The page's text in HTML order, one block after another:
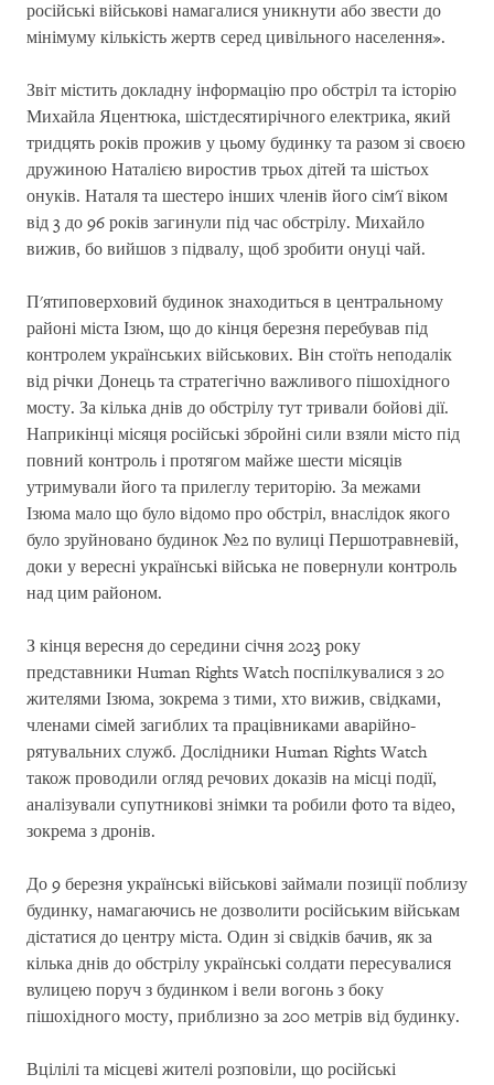
російські військові намагалися уникнути або звести до
мінімуму кількість жертв серед цивільного населення».
Звіт містить докладну інформацію про обстріл та історію
Михайла Яцентюка, шістдесятирічного електрика, який
тридцять років прожив у цьому будинку та разом зі своєю
дружиною Наталією виростив трьох дітей та шістьох
онуків. Наталя та шестеро інших членів його сім'ї віком
від 3 до 96 років загинули під час обстрілу. Михайло
вижив, бо вийшов з підвалу, щоб зробити онуці чай.
П'ятиповерховий будинок знаходиться в центральному
районі міста Ізюм, що до кінця березня перебував під
контролем українських військових. Він стоїть неподалік
від річки Донець та стратегічно важливого пішохідного
мосту. За кілька днів до обстрілу тут тривали бойові дії.
Наприкінці місяця російські збройні сили взяли місто під
повний контроль і протягом майже шести місяців
утримували його та прилеглу територію. За межами
Ізюма мало що було відомо про обстріл, внаслідок якого
було зруйновано будинок №2 по вулиці Першотравневій,
доки у вересні українські війська не повернули контроль
над цим районом.
З кінця вересня до середини січня 2023 року
представники Human Rights Watch поспілкувалися з 20
жителями Ізюма, зокрема з тими, хто вижив, свідками,
членами сімей загиблих та працівниками аварійно-
рятувальних служб. Дослідники Human Rights Watch
також проводили огляд речових доказів на місці події,
аналізували супутникові знімки та робили фото та відео,
зокрема з дронів.
До 9 березня українські військові займали позиції поблизу
будинку, намагаючись не дозволити російським військам
дістатися до центру міста. Один зі свідків бачив, як за
кілька днів до обстрілу українські солдати пересувалися
вулицею поруч з будинком і вели вогонь з боку
пішохідного мосту, приблизно за 200 метрів від будинку.
Вцілілі та місцеві жителі розповіли, що російські